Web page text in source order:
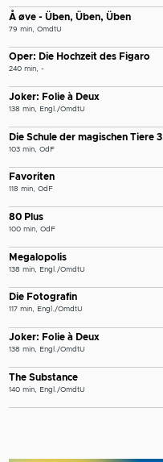
Å øve - Üben, Üben, Üben
79 min, OmdtU
Oper: Die Hochzeit des Figaro
240 min, -
Joker: Folie à Deux
138 min, Engl./OmdtU
Die Schule der magischen Tiere 3
103 min, OdF
Favoriten
118 min, OdF
80 Plus
100 min, OdF
Megalopolis
138 min, Engl./OmdtU
Die Fotografin
117 min, Engl./OmdtU
Joker: Folie à Deux
138 min, Engl./OmdtU
The Substance
140 min, Engl./OmdtU